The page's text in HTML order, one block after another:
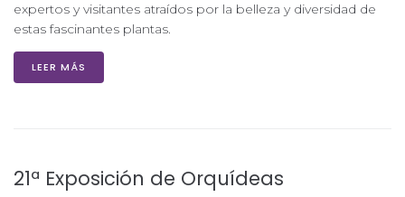
expertos y visitantes atraídos por la belleza y diversidad de
estas fascinantes plantas.
LEER MÁS
21ª Exposición de Orquídeas